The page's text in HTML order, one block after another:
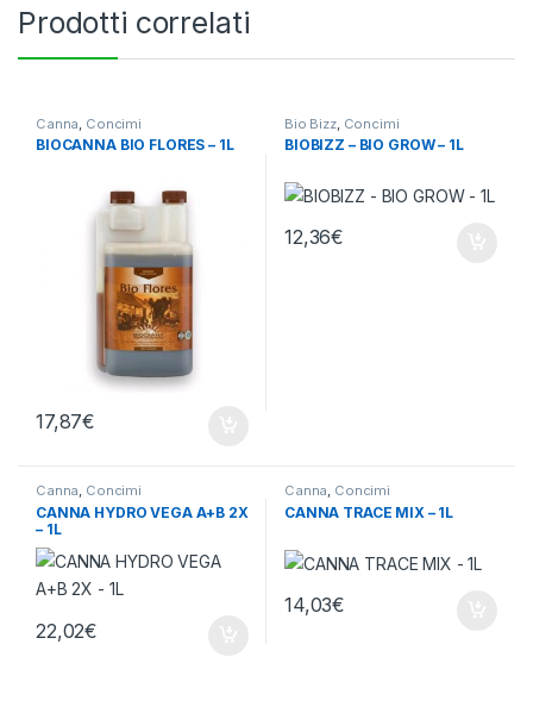
Prodotti correlati
Canna Concimi
BIOCANNA BIO FLORES – 1L
17,87€
Bio Bizz, Concimi
BIOBIZZ – BIO GROW – 1L
12,36€
Canna, Concimi
CANNA HYDRO VEGA A+B 2X
– 1L
22,02€
Canna, Concimi
CANNA TRACE MIX – 1L
14,03€